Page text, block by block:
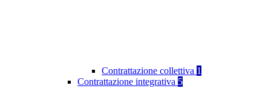
Contrattazione collettiva 1
Contrattazione integrativa 5